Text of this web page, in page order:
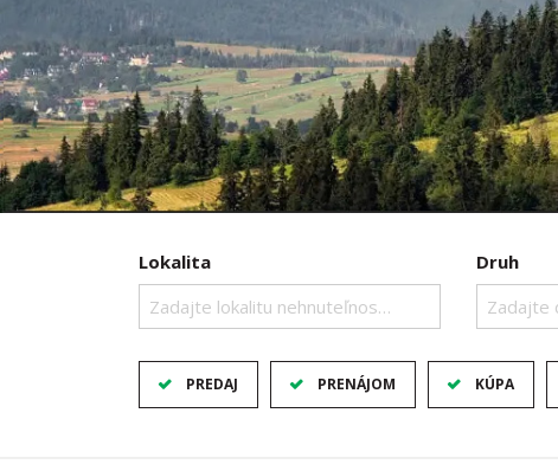
Lokalita
Zadajte lokalitu nehnuteľnosti ..
Druh
Zadajte
PREDAJ PRENÁJOM KÚPA